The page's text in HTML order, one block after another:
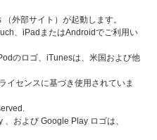
外部サイト）が起動します。
、iPadまたはAndroidでご利用い
のロゴ、iTunesは、米国および他
イセンスに基づき使用されていま
および Google Play ロゴは、